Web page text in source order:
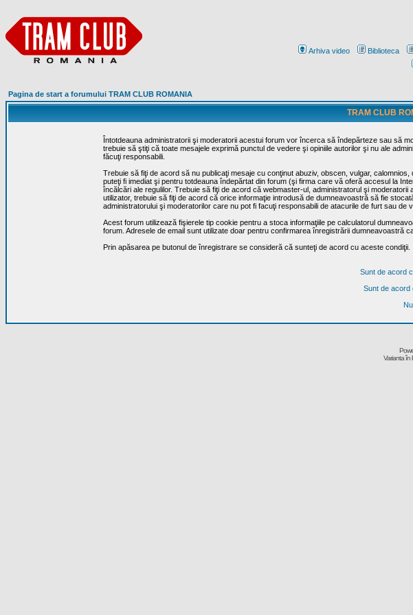
Arhiva video Biblioteca
Pagina de start a forumului TRAM CLUB ROMANIA
TRAM CLUB
Întotdeauna administratorii şi moderatorii acestui forum vor încerca să îndepărteze sau să
trebuie să ştiţi că toate mesajele exprimă punctul de vedere şi opiniile autorilor şi nu ale
făcuţi responsabili.
Trebuie să fiţi de acord să nu publicaţi mesaje cu conţinut abuziv, obscen, vulgar,
puteţi fi imediat şi pentru totdeauna îndepărtat din forum (şi firma care vă oferă accesul la
încălcări ale regulilor. Trebuie să fiţi de acord că webmaster-ul, administratorul şi
utilizator, trebuie să fiţi de acord că orice informaţie introdusă de dumneavoastră să fie
administratorului şi moderatorilor care nu pot fi facuţi responsabili de atacurile de furt sau de
Acest forum utilizează fişierele tip cookie pentru a stoca informaţiile pe calculatorul
forum. Adresele de email sunt utilizate doar pentru confirmarea înregistrării dumneavoastră
Prin apăsarea pe butonul de înregistrare se consideră că sunteţi de acord cu aceste condiţii.
Sunt de acord
Sunt de acord
Varianta în